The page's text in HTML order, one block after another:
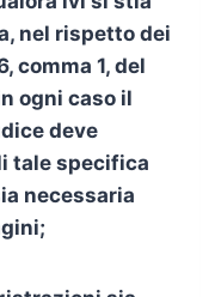
nel rispetto dei
comma 1, del
ogni caso il
deve
tale specifica
necessaria